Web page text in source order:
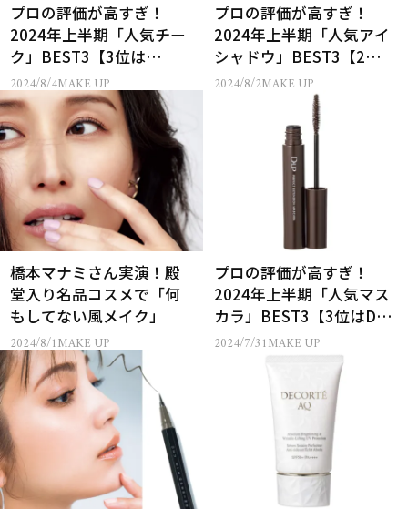
プロの評価が高すぎ！
2024年上半期「人気チー
ク」BEST3【3位は
THREE、1位は？】
2024/8/4MAKE UP
プロの評価が高すぎ！
2024年上半期「人気アイ
シャドウ」BEST3【2位は
ディオール、さて1位
2024/8/2MAKE UP
橋本マナミさん実演！殿
堂入り名品コスメで「何
もしてない風メイク」
2024/8/1MAKE UP
プロの評価が高すぎ！
2024年上半期「人気マス
カラ」BEST3【3位はD-
UP、1位は？】
2024/7/31MAKE UP